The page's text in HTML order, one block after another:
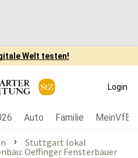
Welt testen!
Login
Auto Familie MeinVfB
›
Stuttgart lokal
Oeffinger Fensterbauer